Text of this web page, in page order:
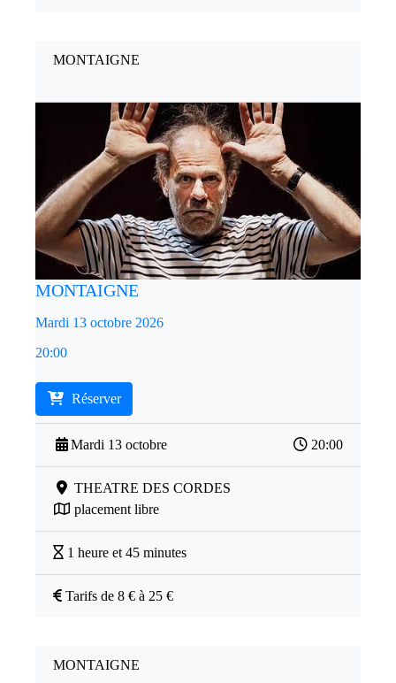
MONTAIGNE
MONTAIGNE
Mardi 13 octobre 2026
20:00
Réserver
Mardi 13 octobre 20:00
THEATRE DES CORDES
placement libre
1 heure et 45 minutes
Tarifs de 8 € à 25 €
MONTAIGNE